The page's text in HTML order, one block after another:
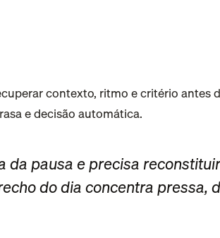
e decisão automática.
pausa e precisa
do dia concentra pressa,